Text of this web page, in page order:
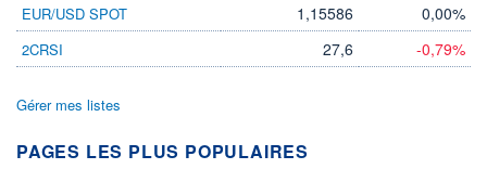
EUR/USD SPOT 1,15586 0,00%
2CRSI 27,6 -0,79%
Gérer mes listes
PAGES LES PLUS POPULAIRES